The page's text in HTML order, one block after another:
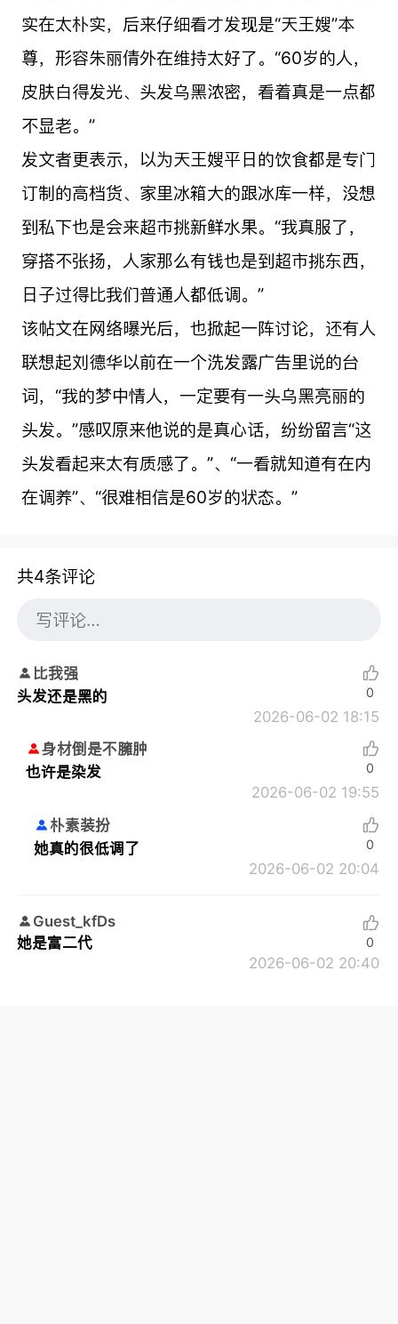
实在太朴实，后来仔细看才发现是“天王嫂”本
尊，形容朱丽倩外在维持太好了。“60岁的人，
皮肤白得发光、头发乌黑浓密，看着真是一点都
不显老。”
发文者更表示，以为天王嫂平日的饮食都是专门
订制的高档货、家里冰箱大的跟冰库一样，没想
到私下也是会来超市挑新鲜水果。“我真服了，
穿搭不张扬，人家那么有钱也是到超市挑东西，
日子过得比我们普通人都低调。”
该帖文在网络曝光后，也掀起一阵讨论，还有人
联想起刘德华以前在一个洗发露广告里说的台
词，“我的梦中情人，一定要有一头乌黑亮丽的
头发。”感叹原来他说的是真心话，纷纷留言“这
头发看起来太有质感了。”、“一看就知道有在内
在调养”、“很难相信是60岁的状态。”
共4条评论
比我强
头发还是黑的
2026-06-02 18:15
0
身材倒是不臃肿
也许是染发
2026-06-02 19:55
0
朴素装扮
她真的很低调了
2026-06-02 20:04
0
Guest_kfDs
她是富二代
2026-06-02 20:40
0